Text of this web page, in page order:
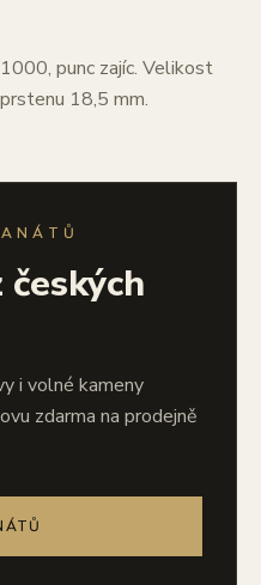
punc zajíc. Velikost
18,5 mm.
i volné kameny
zdarma na prodejně